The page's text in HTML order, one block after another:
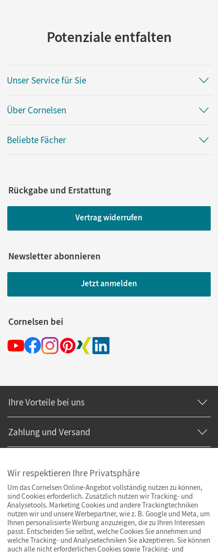
Potenziale entfalten
Unser Service für Sie
Über Cornelsen
Beliebte Fächer
Rückgabe und Erstattung
Vertrag widerrufen
Newsletter abonnieren
Jetzt anmelden
Cornelsen bei
Ihre Vorteile bei uns
Zahlung und Versand
Wir respektieren Ihre Privatsphäre
Um das Cornelsen Online-Angebot vollständig nutzen zu können,
sind Cookies erforderlich. Zusätzlich nutzen wir Tracking- und
Analysetools. Marketing Cookies und andere Trackingtechniken
nutzen wir und unsere Werbepartner, wie z. B. Google und Meta, um
Ihnen personalisierte Werbung anzuzeigen, die zu Ihren Interessen
passt. Entscheiden Sie selbst, welche Cookies Sie annehmen und
welche Tracking- und Analysetechniken Sie akzeptieren. Sie können
auch alle nicht erforderlichen Cookies sowie Tracking- und